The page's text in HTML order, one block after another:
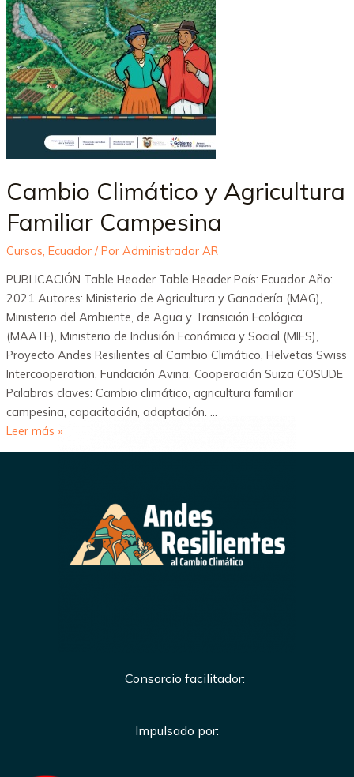
Cambio Climático y Agricultura
Familiar Campesina
Cursos, Ecuador/ Por Administrador AR
PUBLICACIÓN Table Header Table Header País: Ecuador Año:
2021 Autores: Ministerio de Agricultura y Ganadería (MAG),
Ministerio del Ambiente, de Agua y Transición Ecológica
(MAATE), Ministerio de Inclusión Económica y Social (MIES),
Proyecto Andes Resilientes al Cambio Climático, Helvetas Swiss
Intercooperation, Fundación Avina, Cooperación Suiza COSUDE
Palabras claves: Cambio climático, agricultura familiar
campesina, capacitación, adaptación. …
Leer más »
Consorcio facilitador:
Impulsado por: